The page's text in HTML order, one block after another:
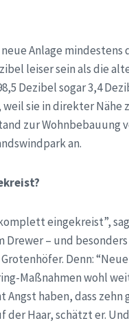
Anlage
leiser sein als die
Dezibel sogar 3,4
sie in direkter Nähe
zur Wohnbebauung
an.
eingekreist”,
– und besonders
Denn:
Maßnahmen wohl
haben, dass
der Haar, schätzt er.